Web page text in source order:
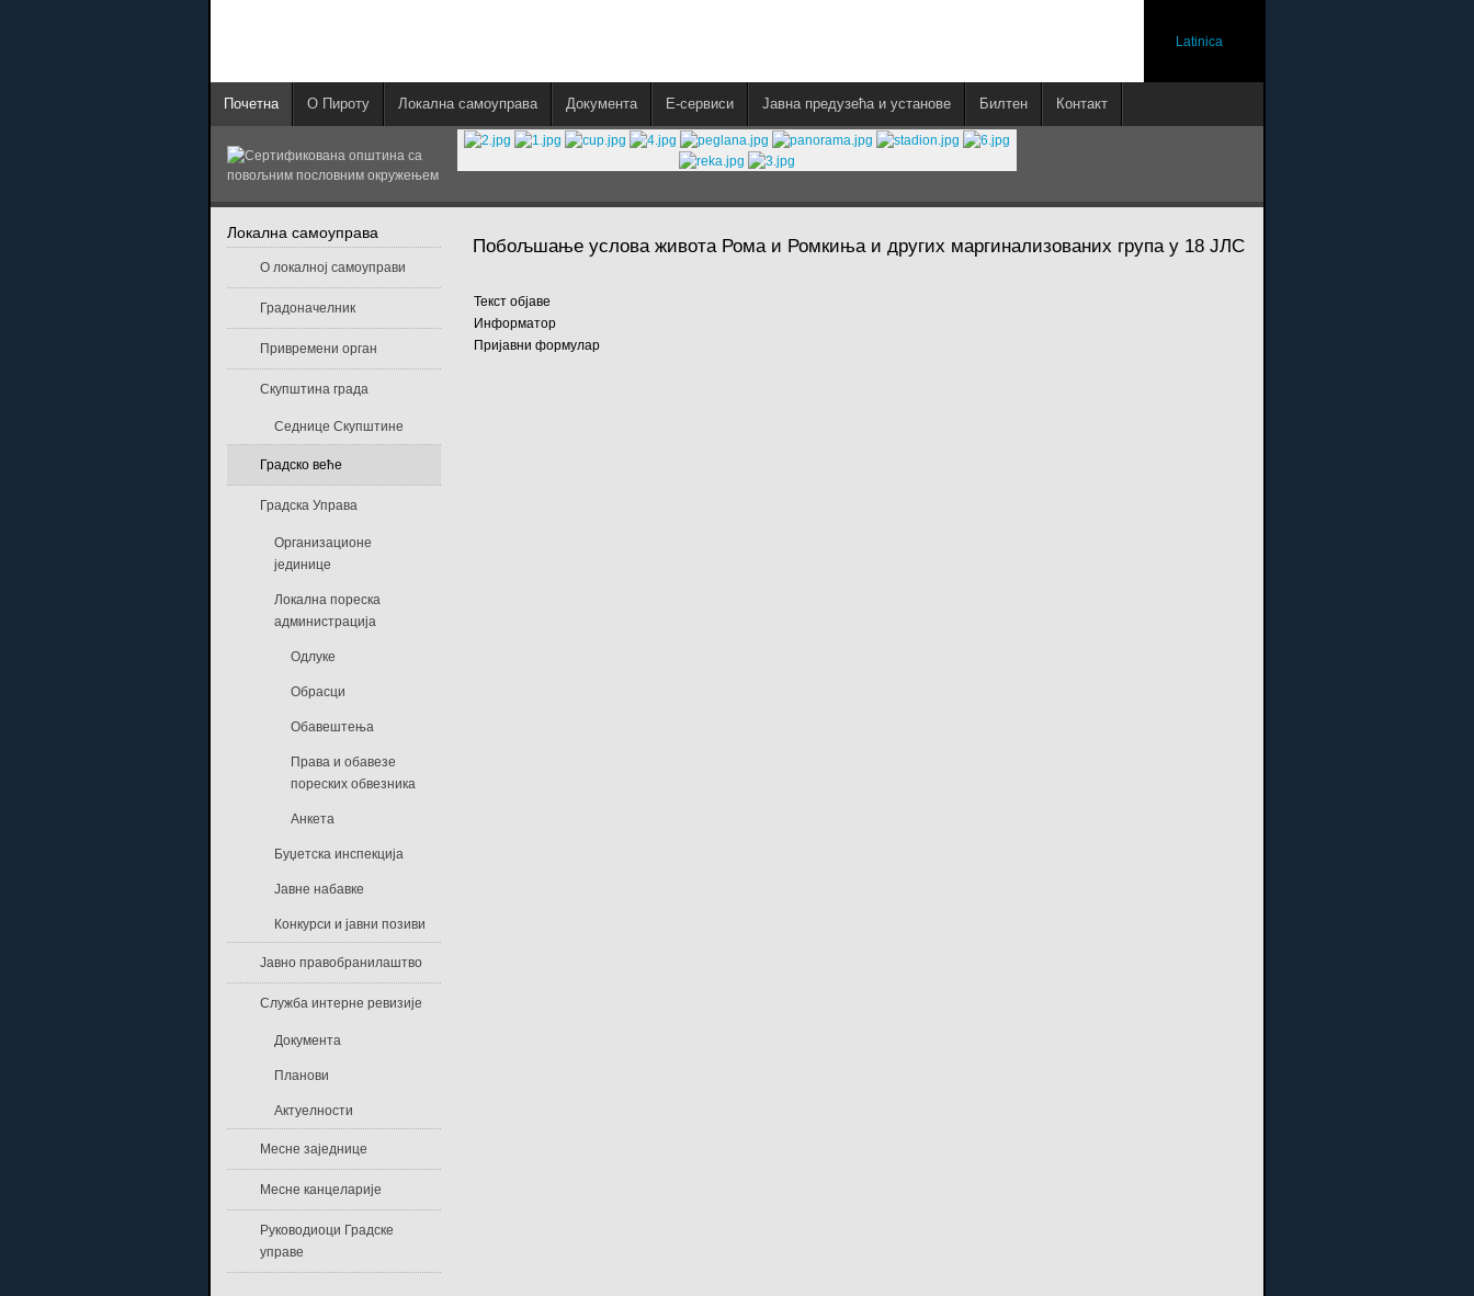
Latinica
Почетна О Пироту Локална самоуправа Документа E-сервиси Јавна предузећа и установе Билтен Контакт
Побољшање услова живота Рома и Ромкиња и других маргинализованих група у 18 ЈЛС
Текст објаве
Информатор
Пријавни формулар
Локална самоуправа
О локалној самоуправи
Градоначелник
Привремени орган
Скупштина града
Седнице Скупштине
Градско веће
Градска Управа
Организационе
јединице
Локална пореска
администрација
Одлуке
Обрасци
Обавештења
Права и обавезе
пореских обвезника
Анкета
Буџетска инспекција
Јавне набавке
Конкурси и јавни позиви
Јавно правобранилаштво
Служба интерне ревизије
Документа
Планови
Актуелности
Месне заједнице
Месне канцеларије
Руководиоци Градске
управе